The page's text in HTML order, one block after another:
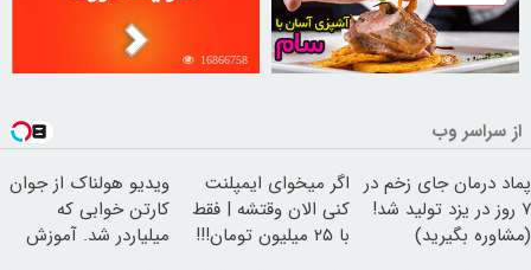
30253553
16866758
از سراسر وب
پماد درمان جای زخم در
۷ روز در یزد تولید شد!
(مشاوره بگیرید)
اگر میخوای ایمپلنت
کنی الان وقتشه | فقط
با ۲۵ میلیون تومان!!!
ویدیو هولناک از جوان
کارتن خوابی که
میلیاردر شد. آموزش